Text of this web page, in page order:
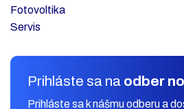
Fotovoltika
Servis
Prihláste sa na odber
Prihláste sa k nášmu odberu a